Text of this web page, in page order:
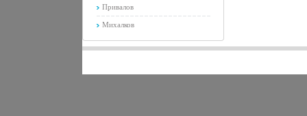
Привалов
Михалков